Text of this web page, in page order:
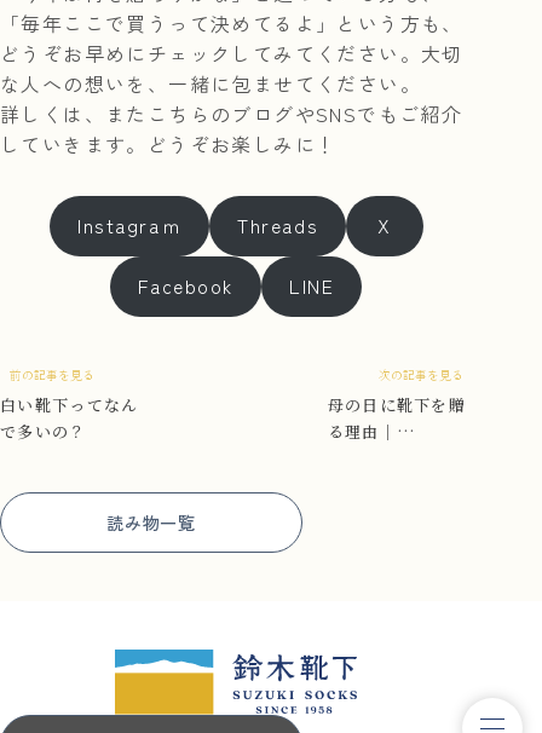
「毎年ここで買うって決めてるよ」という方も、
どうぞお早めにチェックしてみてください。大切
な人への想いを、一緒に包ませてください。
詳しくは、またこちらのブログやSNSでもご紹介
していきます。どうぞお楽しみに！
Instagraｍ Threads Ｘ
Facebook LINE
前の記事を見る
白い靴下ってなん
で多いの？
次の記事を見る
母の日に靴下を贈
る理由｜
読み物一覧